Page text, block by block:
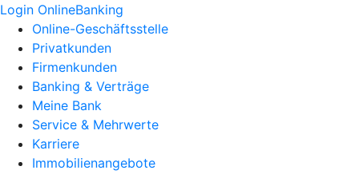
Login OnlineBanking
Online-Geschäftsstelle
Privatkunden
Firmenkunden
Banking & Verträge
Meine Bank
Service & Mehrwerte
Karriere
Immobilienangebote